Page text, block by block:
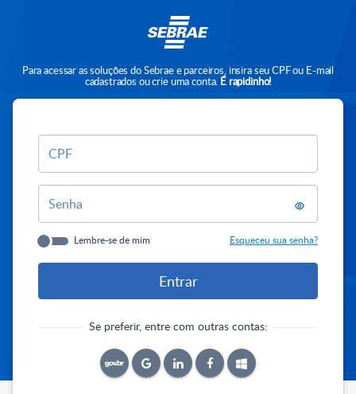
Para acessar as soluções do Sebrae e parceiros, insira seu CPF ou E-mail
cadastrados ou crie uma conta. É rapidinho!
CPF
Senha
Lembre-se de mim Esqueceu sua senha?
Se preferir, entre com outras contas: